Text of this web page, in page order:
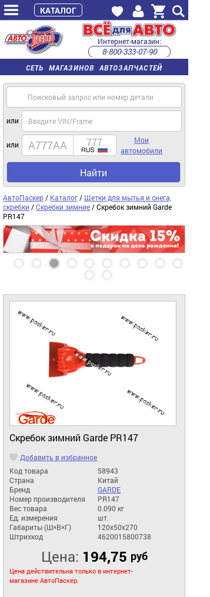
СЕТЬ МАГАЗИНОВ АВТОЗАПЧАСТЕЙ
Интернет-магазин:
8-800-333-07-90
часы работы с 9:00 до 22:00 (пн-пт)
или
или
Мои
автомобили
Найти
АвтоПаскер / Каталог / Щетки для мытья и снега,
скребки /Скребки зимние / Скребок зимний Garde
PR147
Скребок зимний Garde PR147
Добавить в избранное
Код товара
58943
Страна
Китай
Бренд
GARDE
Номер производителя
PR147
Вес товара
0.090 кг
Ед. измерения
шт.
Габариты (Ш×В×Г)
120x50x270
Штрихкод
4620015800738
Цена: 194,75 руб
Цена действительна только в интернет-
магазине АвтоПаскер.
КАТАЛОГ